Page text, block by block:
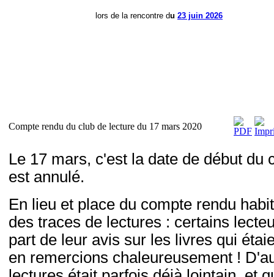
lors de la rencontre du 23 juin 2026
Compte rendu du club de lecture du 17 mars 2020
Le 17 mars, c'est la date de début du
est annulé.
En lieu et place du compte rendu
des traces de lectures : certains
part de leur avis sur les livres qui
en remercions chaleureusement !